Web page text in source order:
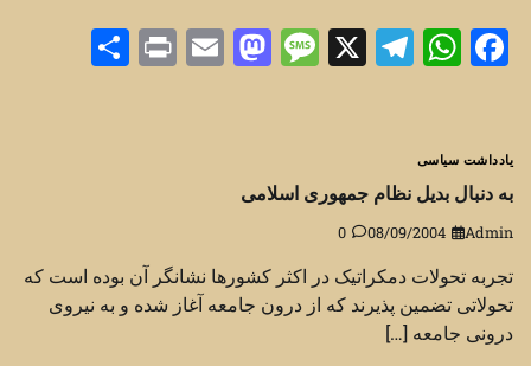
Facebook
WhatsApp
Telegram
X
Message
Mastodon
Email
Print
یادداشت سیاسی
به دنبال بدیل نظام جمهوری اسلامی
Admin
08/09/2004
0
تجربه تحولات دمکراتیک در اکثر کشورها نشانگر آن بوده است که
تحولاتی تضمین پذیرند که از درون جامعه آغاز شده و به نیروی
درونی جامعه […]